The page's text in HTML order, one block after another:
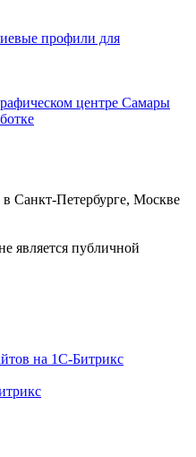
профили для
центре Самары
Санкт-Петербурге, Москве
является публичной
на 1С-Битрикс